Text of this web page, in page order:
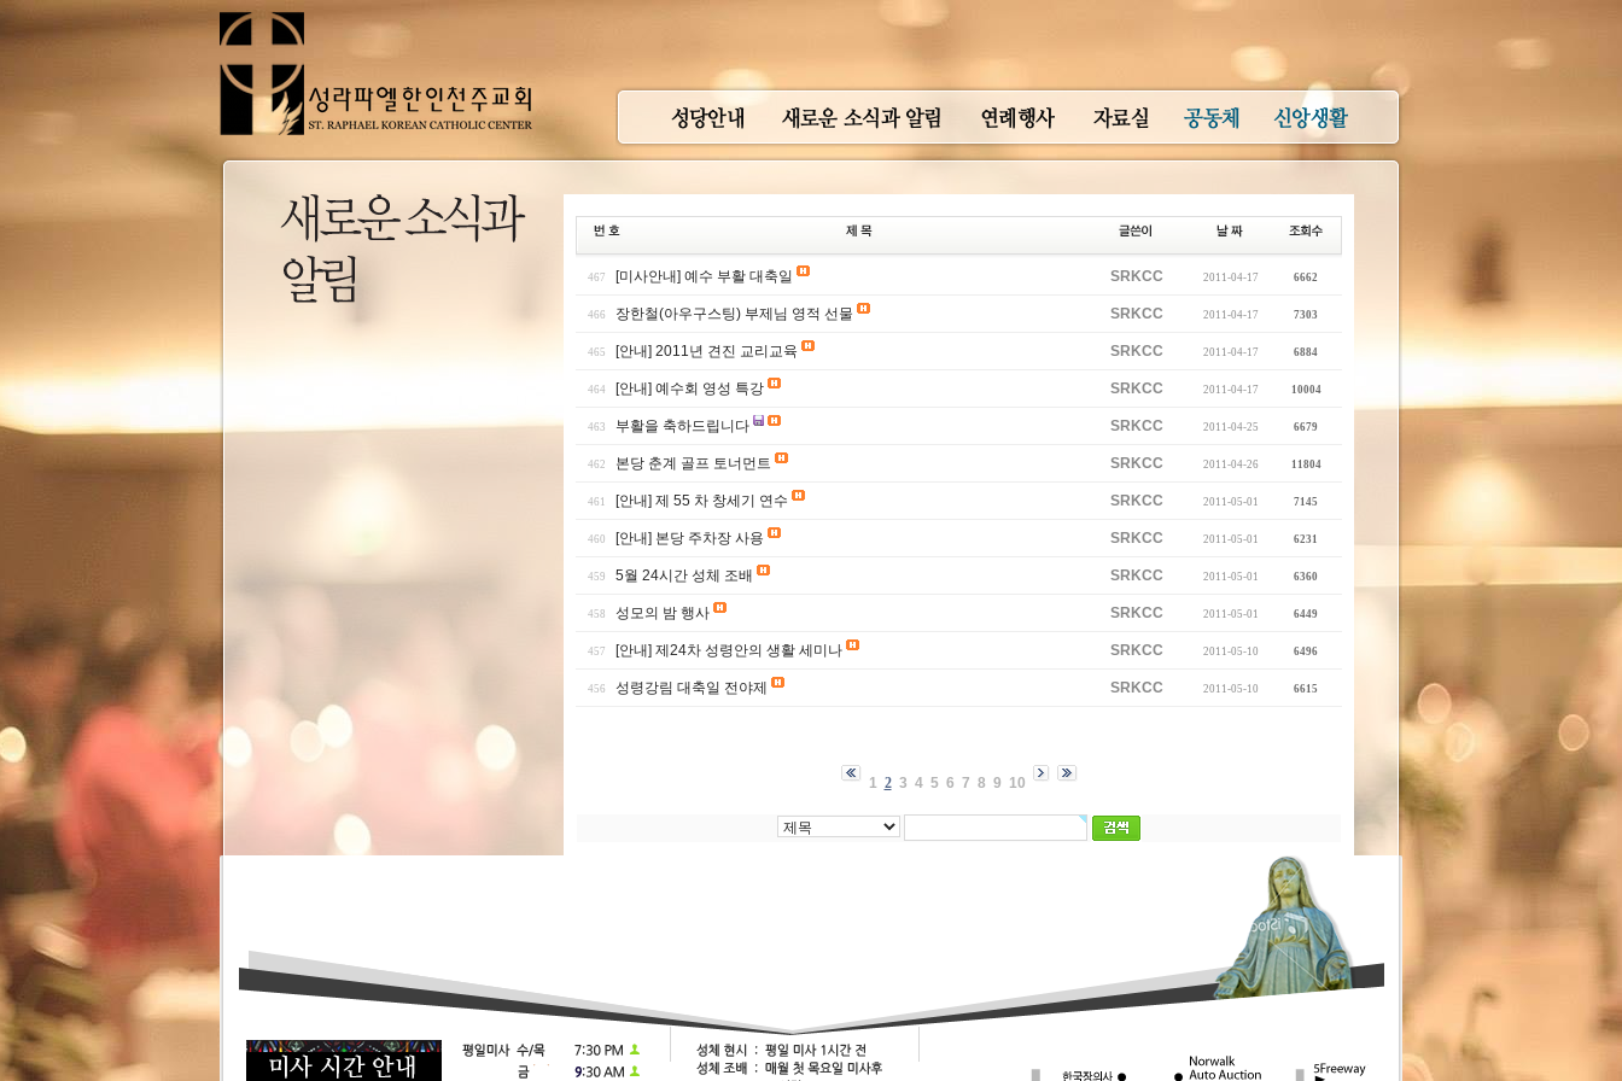
467 [미사안내] 예수 부활 대축일 SRKCC 2011-04-17 6662
466 장한철(아우구스팅) 부제님 영적 선물 SRKCC 2011-04-17 7303
465 [안내] 2011년 견진 교리교육 SRKCC 2011-04-17 6884
464 [안내] 예수회 영성 특강 SRKCC 2011-04-17 10004
463 부활을 축하드립니다 SRKCC 2011-04-25 6679
462 본당 춘계 골프 토너먼트 SRKCC 2011-04-26 11804
461 [안내] 제 55 차 창세기 연수 SRKCC 2011-05-01 7145
460 [안내] 본당 주차장 사용 SRKCC 2011-05-01 6231
459 5월 24시간 성체 조배 SRKCC 2011-05-01 6360
458 성모의 밤 행사 SRKCC 2011-05-01 6449
457 [안내] 제24차 성령안의 생활 세미나 SRKCC 2011-05-10 6496
456 성령강림 대축일 전야제 SRKCC 2011-05-10 6615
1 2 3 4 5 6 7 8 9 10